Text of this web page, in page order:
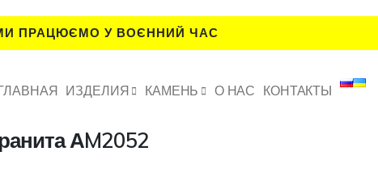
ПРАЦЮЄМО У ВОЄННИЙ ЧАС
ИЗДЕЛИЯ КАМЕНЬ О НАС КОНТАКТЫ
АM2052